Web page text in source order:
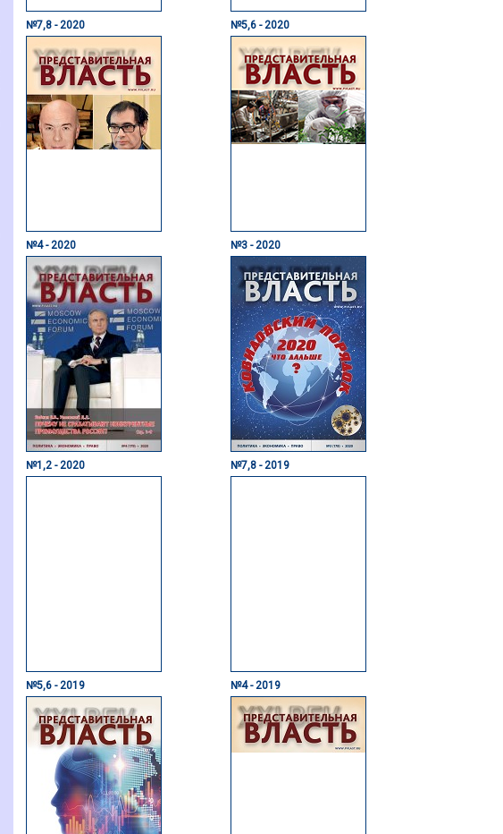
№7,8 - 2020 №5,6 - 2020
№4 - 2020 №3 - 2020
№1,2 - 2020 №7,8 - 2019
№5,6 - 2019 №4 - 2019